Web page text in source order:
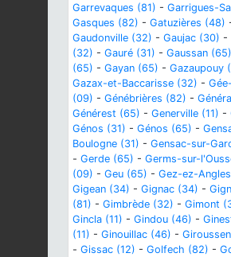
Garrevaques (81) - Garrigues-
Gasques (82) - Gatuzières (48)
Gaudonville (32) - Gaujac (30) -
(32) - Gauré (31) - Gaussan (65)
(65) - Gayan (65) - Gazaupouy
Gazax-et-Baccarisse (32) -
(09) - Génébrières (82) -
Générest (65) - Generville (11) -
Génos (31) - Génos (65) -
Boulogne (31) - Gensac-sur-
- Gerde (65) - Germs-sur-
(09) - Geu (65) - Gez-ez-
Gigean (34) - Gignac (34) -
(81) - Gimbrède (32) - Gimont
Gincla (11) - Gindou (46) -
(11) - Ginouillac (46) -
- Gissac (12) - Golfech (82) -